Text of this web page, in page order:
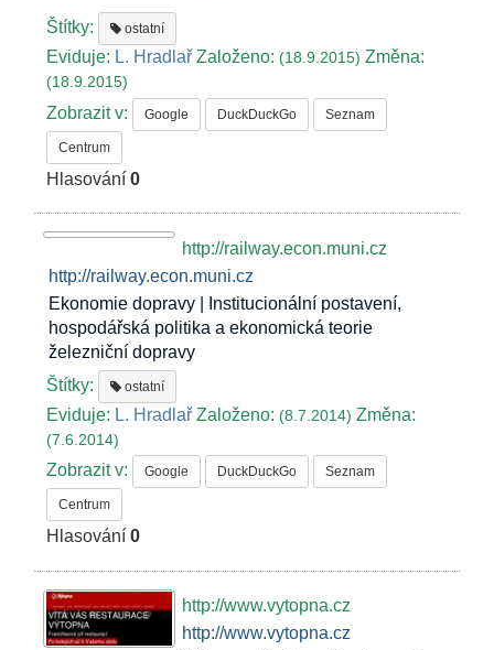
Štítky: ostatní
Eviduje: L. Hradlař Založeno:(18.9.2015)Změna:
(18.9.2015)
Zobrazit v: Google DuckDuckGo Seznam
Centrum
Hlasování0
http://railway.econ.muni.cz
http://railway.econ.muni.cz
Ekonomie dopravy | Institucionální postavení,
hospodářská politika a ekonomická teorie
železniční dopravy
Štítky:
ostatní
Eviduje: L. Hradlař Založeno:(8.7.2014)Změna:
(7.6.2014)
Zobrazit v: Google DuckDuckGo Seznam
Centrum
Hlasování0
http://www.vytopna.cz
http://www.vytopna.cz